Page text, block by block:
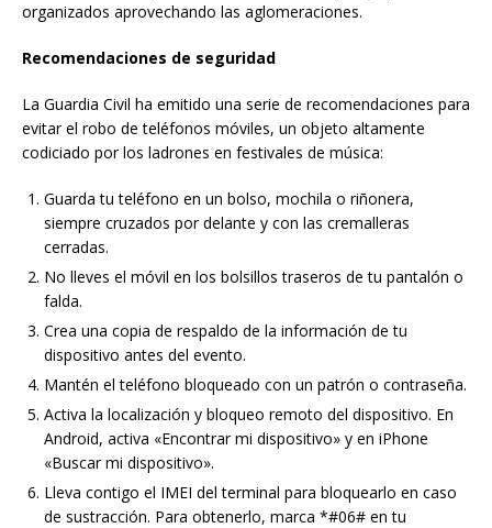
organizados aprovechando las aglomeraciones.
Recomendaciones de seguridad
La Guardia Civil ha emitido una serie de recomendaciones para
evitar el robo de teléfonos móviles, un objeto altamente
codiciado por los ladrones en festivales de música:
Guarda tu teléfono en un bolso, mochila o riñonera,
siempre cruzados por delante y con las cremalleras
cerradas.
No lleves el móvil en los bolsillos traseros de tu pantalón o
falda.
Crea una copia de respaldo de la información de tu
dispositivo antes del evento.
Mantén el teléfono bloqueado con un patrón o contraseña.
Activa la localización y bloqueo remoto del dispositivo. En
Android, activa «Encontrar mi dispositivo» y en iPhone
«Buscar mi dispositivo».
Lleva contigo el IMEI del terminal para bloquearlo en caso
de sustracción. Para obtenerlo, marca *#06# en tu